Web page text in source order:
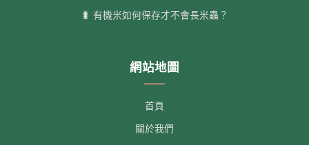
🐛 有機米如何保存才不會長米蟲？
網站地圖
首頁
關於我們